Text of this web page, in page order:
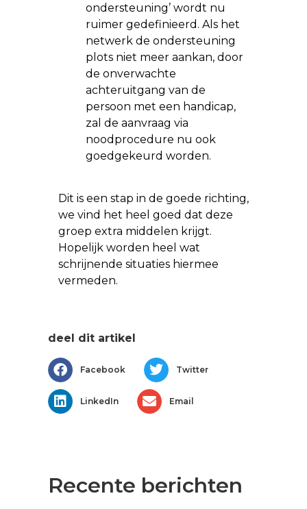
ondersteuning’ wordt nu
ruimer gedefinieerd. Als het
netwerk de ondersteuning
plots niet meer aankan, door
de onverwachte
achteruitgang van de
persoon met een handicap,
zal de aanvraag via
noodprocedure nu ook
goedgekeurd worden.
Dit is een stap in de goede richting,
we vind het heel goed dat deze
groep extra middelen krijgt.
Hopelijk worden heel wat
schrijnende situaties hiermee
vermeden.
deel dit artikel
Facebook Twitter
LinkedIn Email
Recente berichten